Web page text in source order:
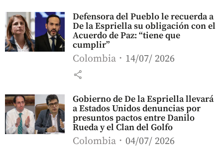
Defensora del Pueblo le recuerda a
De la Espriella su obligación con el
Acuerdo de Paz: “tiene que
cumplir”
Colombia 14/07/ 2026
share
Gobierno de De la Espriella llevará
a Estados Unidos denuncias por
presuntos pactos entre Danilo
Rueda y el Clan del Golfo
Colombia 04/07/ 2026